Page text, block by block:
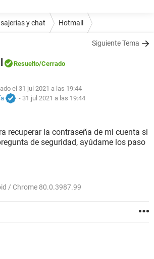
y chat Hotmail
Siguiente Tema
Resuelto/Cerrado
el 31 jul 2021 a las 19:44
- 31 jul 2021 a las 19:44
recuperar la contraseña de mi cuenta si
de seguridad, ayúdame los paso
/ Chrome 80.0.3987.99